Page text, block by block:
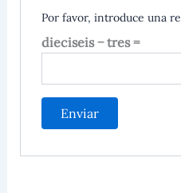
Por favor, introduce una
dieciseis − tres =